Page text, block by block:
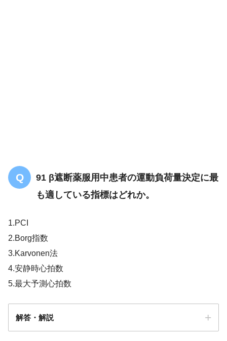
91 β遮断薬服用中患者の運動負荷量決定に最
も適している指標はどれか。
1.PCI
2.Borg指数
3.Karvonen法
4.安静時心拍数
5.最大予測心拍数
解答・解説